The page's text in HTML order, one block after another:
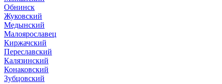
Обнинск
Жуковский
Медынский
Малоярославец
Киржачский
Переславский
Калязинский
Конаковский
Зубцовский